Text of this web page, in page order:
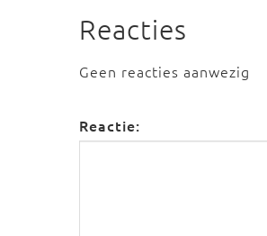
Reacties
Geen reacties aanwezig
Reactie: